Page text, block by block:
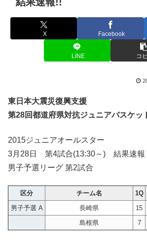
X Facebook
LINE コ
東日本大震災復興支援
第28回都道府県対抗ジュニアバスケッ
2015ジュニアオールスター
3月28日 第4試合(13:30～) 結果速報
男子予選リーグ 第2試合
区分 チーム名 1Q
男子予選 A
長崎県 15
島根県
7